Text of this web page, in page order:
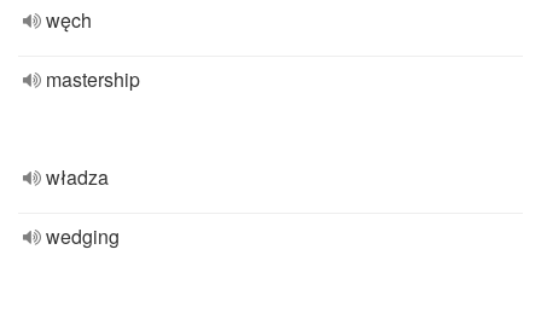
węch
mastership
władza
wedging